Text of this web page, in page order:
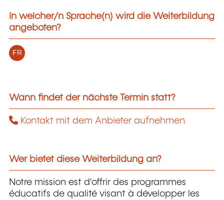
In welcher/n Sprache(n) wird die Weiterbildung
angeboten?
FR
Wann findet der nächste Termin statt?
Kontakt mit dem Anbieter aufnehmen
Wer bietet diese Weiterbildung an?
Notre mission est d'offrir des programmes
éducatifs de qualité visant à développer les